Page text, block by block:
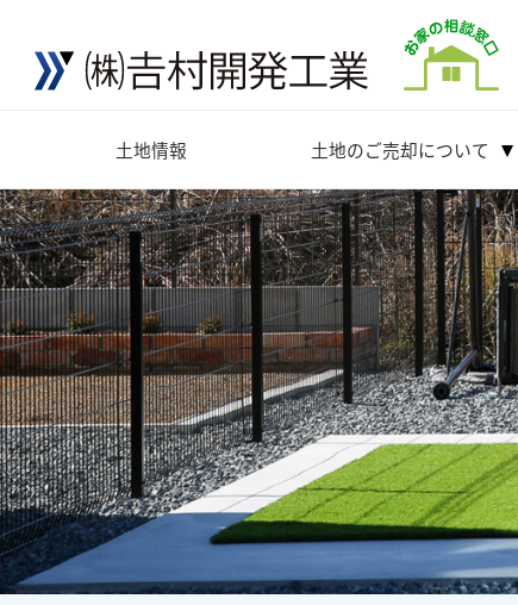
土地情報 土地のご売却について